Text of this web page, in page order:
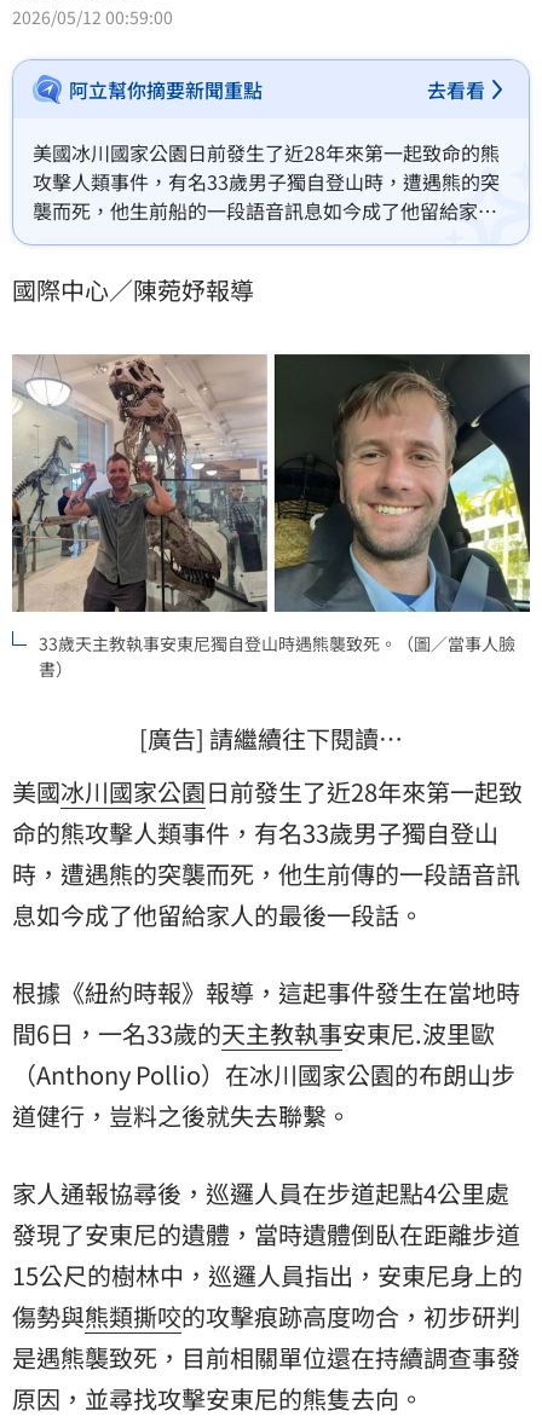
2026/05/12 00:59:00
阿立幫你摘要新聞重點 去看看
美國冰川國家公園日前發生了近28年來第一起致命的熊
攻擊人類事件，有名33歲男子獨自登山時，遭遇熊的突
襲而死，他生前船的一段語音訊息如今成了他留給家人
的最後一段話。
國際中心／陳菀妤報導
33歲天主教執事安東尼獨自登山時遇熊襲致死。（圖／當事人臉
書）
[廣告] 請繼續往下閱讀…
美國冰川國家公園日前發生了近28年來第一起致
命的熊攻擊人類事件，有名33歲男子獨自登山
時，遭遇熊的突襲而死，他生前傳的一段語音訊
息如今成了他留給家人的最後一段話。
根據《紐約時報》報導，這起事件發生在當地時
間6日，一名33歲的天主教執事安東尼.波里歐
（Anthony Pollio）在冰川國家公園的布朗山步
道健行，豈料之後就失去聯繫。
家人通報協尋後，巡邏人員在步道起點4公里處
發現了安東尼的遺體，當時遺體倒臥在距離步道
15公尺的樹林中，巡邏人員指出，安東尼身上的
傷勢與熊類撕咬的攻擊痕跡高度吻合，初步研判
是遇熊襲致死，目前相關單位還在持續調查事發
原因，並尋找攻擊安東尼的熊隻去向。